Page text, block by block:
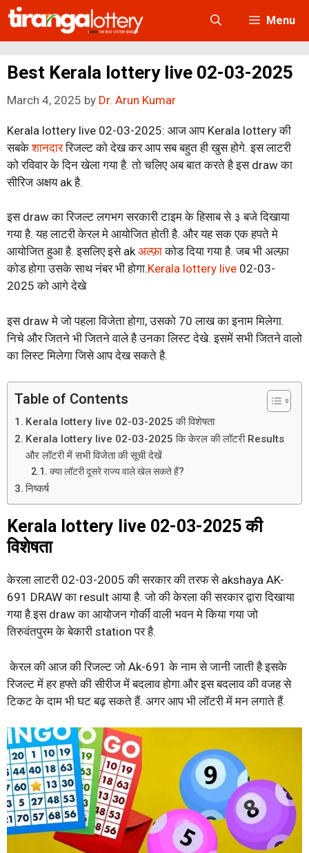
Skip
to
content
Menu
Best Kerala lottery live 02-03-2025
March 4, 2025 by Dr. Arun Kumar
Kerala lottery live 02-03-2025: आज आप Kerala lottery की
सबकेशानदाररिजल्ट को देख कर आप सब बहुत ही खुस होगे. इस लाटरी
को रविवार के दिन खेला गया है. तो चलिए अब बात करते है इस draw का
सीरिज अक्षय ak है.
इस draw का रिजल्ट लगभग सरकारी टाइम के हिसाब से ३ बजे दिखाया
गया है. यह लाटरी केरल मे आयोजित होती है. और यह सक एक हपते मे
आयोजित हुआ है. इसलिए इसे akअल्फ़ाकोड दिया गया है. जब भी अल्फ़ा
कोड होगा उसके साथ नंबर भी होगा.Kerala lottery live 02-03-
2025 को आगे देखे
इस draw मे जो पहला विजेता होगा, उसको 70 लाख का इनाम मिलेगा.
निचे और जितने भी जितने वाले है उनका लिस्ट देखे. इसमें सभी जितने वालो
का लिस्ट मिलेगा जिसे आप देख सकते है.
Table of Contents
Kerala lottery live 02-03-2025 की विशेषता
Kerala lottery live 02-03-2025 कि केरल की लॉटरी Results
और लॉटरी में सभी विजेता की सूची देखें
क्या लॉटरी दूसरे राज्य वाले खेल सकते हैं?
निष्कर्ष
Kerala lottery live 02-03-2025 की
विशेषता
केरला लाटरी 02-03-2005 की सरकार की तरफ से akshaya AK-
691 DRAW का result आया है. जो की केरला की सरकार द्वारा दिखाया
गया है.इस draw का आयोजन गोर्की वाली भवन मे किया गया जो
तिरुवंतपुरम के बेकारी station पर है.
केरल की आज की रिजल्ट जो Ak-691 के नाम से जानी जाती है इसके
रिजल्ट में हर हफ्ते की सीरीज में बदलाव होगा.और इस बदलाव की वजह से
टिकट के दाम भी घट बढ़ सकते हैं. अगर आप भी लॉटरी में मन लगाते हैं.